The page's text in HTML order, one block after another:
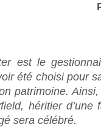
est le
été choisi pour
patrimoine.
héritier
sera célébré.